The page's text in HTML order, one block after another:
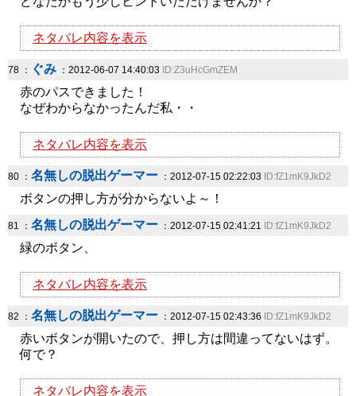
ネタバレ内容を表示
78 ： ぐみ ：2012-06-07 14:40:03 ID:Z3uHcGmZEM
赤のパスできました！
なぜわからなかったんだ私・・
ネタバレ内容を表示
80 ： 名無しの脱出ゲーマー ：2012-07-15 02:22:03 ID:fZ1mK9JkD2
ボタンの押し方が分からないよ～！
81 ： 名無しの脱出ゲーマー ：2012-07-15 02:41:21 ID:fZ1mK9JkD2
緑のボタン、
ネタバレ内容を表示
82 ： 名無しの脱出ゲーマー ：2012-07-15 02:43:36 ID:fZ1mK9JkD2
赤いボタンが開いたので、押し方は間違ってないはず。
何で？
ネタバレ内容を表示